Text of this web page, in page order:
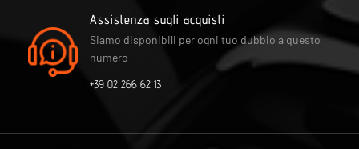
Assistenza sugli acquisti
Siamo disponibili per ogni tuo dubbio a questo
numero
+39 02 266 62 13